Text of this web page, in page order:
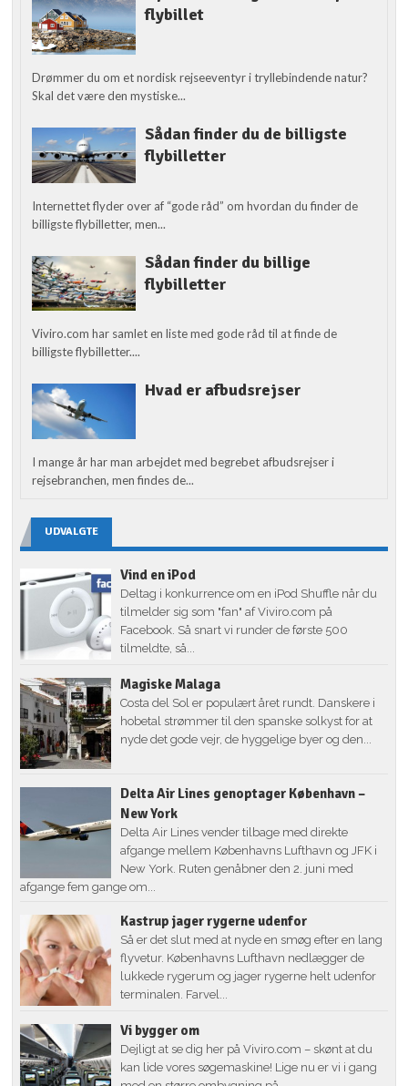
flybillet
Drømmer du om et nordisk rejseeventyr i tryllebindende natur?
Skal det være den mystiske...
Sådan finder du de billigste
flybilletter
Internettet flyder over af “gode råd” om hvordan du finder de
billigste flybilletter, men...
Sådan finder du billige
flybilletter
Viviro.com har samlet en liste med gode råd til at finde de
billigste flybilletter....
Hvad er afbudsrejser
I mange år har man arbejdet med begrebet afbudsrejser i
rejsebranchen, men findes de...
UDVALGTE
Vind en iPod
Deltag i konkurrence om en iPod Shuffle når du
tilmelder sig som "fan" af Viviro.com på
Facebook. Så snart vi runder de første 500
tilmeldte, så...
Magiske Malaga
Costa del Sol er populært året rundt. Danskere i
hobetal strømmer til den spanske solkyst for at
nyde det gode vejr, de hyggelige byer og den...
Delta Air Lines genoptager København –
New York
Delta Air Lines vender tilbage med direkte
afgange mellem Københavns Lufthavn og JFK i
New York. Ruten genåbner den 2. juni med
afgange fem gange om...
Kastrup jager rygerne udenfor
Så er det slut med at nyde en smøg efter en lang
flyvetur. Københavns Lufthavn nedlægger de
lukkede rygerum og jager rygerne helt udenfor
terminalen. Farvel...
Vi bygger om
Dejligt at se dig her på Viviro.com – skønt at du
kan lide vores søgemaskine! Lige nu er vi i gang